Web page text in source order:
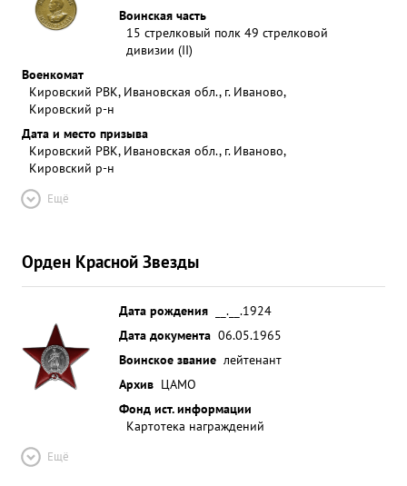
Воинская часть
15 стрелковый полк 49 стрелковой
дивизии (II)
Военкомат
Кировский РВК, Ивановская обл., г. Иваново,
Кировский р-н
Дата и место призыва
Кировский РВК, Ивановская обл., г. Иваново,
Кировский р-н
Ещё
Орден Красной Звезды
Дата рождения
__.__.1924
Дата документа 06.05.1965
Воинское звание лейтенант
Архив ЦАМО
Фонд ист. информации
Картотека награждений
Ещё